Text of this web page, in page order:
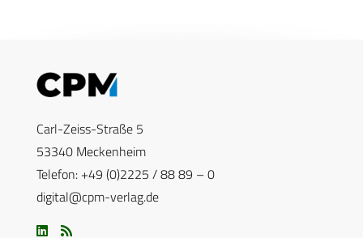
Carl-Zeiss-Straße 5
53340 Meckenheim
Telefon: +49 (0)2225 / 88 89 – 0
digital@cpm-verlag.de